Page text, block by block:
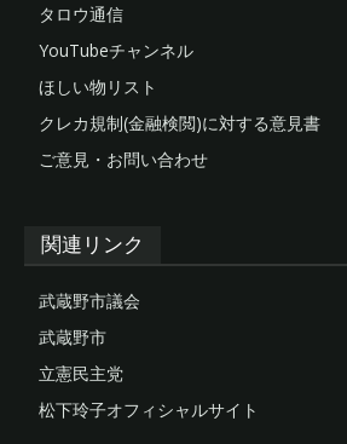
タロウ通信
YouTubeチャンネル
ほしい物リスト
クレカ規制(金融検閲)に対する意見書
ご意見・お問い合わせ
関連リンク
武蔵野市議会
武蔵野市
立憲民主党
松下玲子オフィシャルサイト